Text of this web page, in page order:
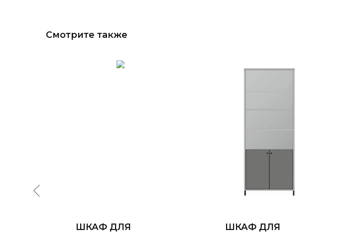
Смотрите также
ШКАФ ДЛЯ
ШКАФ ДЛЯ